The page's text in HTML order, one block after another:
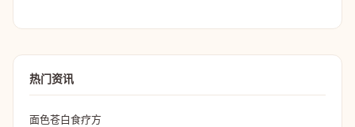
热门资讯
面色苍白食疗方